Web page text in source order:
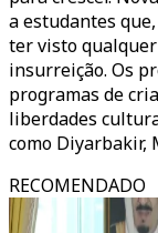
a estudantes
ter visto
insurreição. Os
programas de
liberdades
como Diyarbakir,
RECOMENDADO